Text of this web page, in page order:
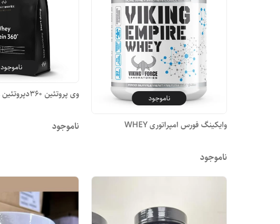
ناموجود
وایکینگ فورس امپراتوری WHEY
ناموجود
ناموجود
وی پروتئین 360دپروتئین ورکس انگلستان
ناموجود